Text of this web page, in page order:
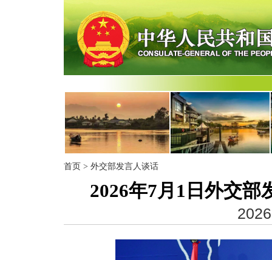
首页 > 外交部发言人谈话
2026年7月1日外交部